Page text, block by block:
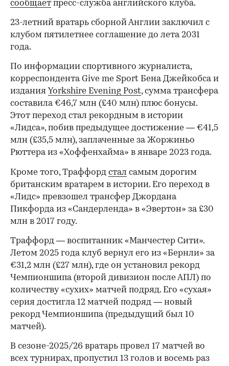
сообщает пресс-служба английского клуба.
23-летний вратарь сборной Англии заключил с
клубом пятилетнее соглашение до лета 2031
года.
По информации спортивного журналиста,
корреспондента Give me Sport Бена Джейкобса и
издания Yorkshire Evening Post, сумма трансфера
составила €46,7 млн (£40 млн) плюс бонусы.
Этот переход стал рекордным в истории
«Лидса», побив предыдущее достижение — €41,5
млн (£35,5 млн), заплаченные за Жоржиньо
Рюттера из «Хоффенхайма» в январе 2023 года.
00:00
Кроме того, Траффорд стал самым дорогим
британским вратарем в истории. Его переход в
«Лидс» превзошел трансфер Джордана
Пикфорда из «Сандерленда» в «Эвертон» за £30
млн в 2017 году.
Траффорд — воспитанник «Манчестер Сити».
Летом 2025 года клуб вернул его из «Бернли» за
€31,2 млн (£27 млн), где он установил рекорд
Чемпионшипа (второй дивизион после АПЛ) по
количеству «сухих» матчей подряд. Его «сухая»
серия достигла 12 матчей подряд — новый
рекорд Чемпионшипа (предыдущий был 10
матчей).
В сезоне-2025/26 вратарь провел 17 матчей во
всех турнирах, пропустил 13 голов и восемь раз